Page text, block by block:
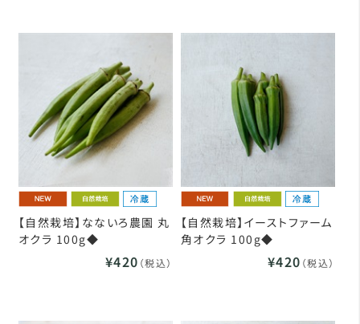
【自然栽培】なないろ農園 丸
オクラ 100g◆
¥420 （税込）
【自然栽培】イーストファーム
角オクラ 100g◆
¥420 （税込）